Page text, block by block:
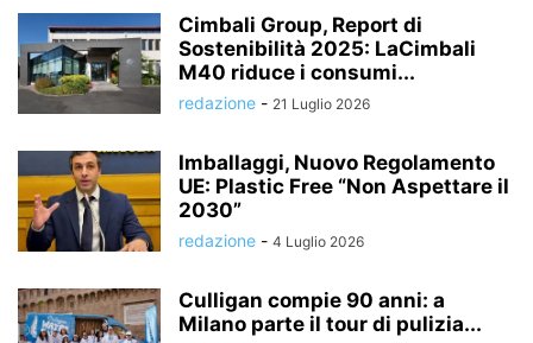
Cimbali Group, Report di
Sostenibilità 2025: LaCimbali
M40 riduce i consumi...
redazione - 21 Luglio 2026
Imballaggi, Nuovo Regolamento
UE: Plastic Free “Non Aspettare il
2030”
redazione - 4 Luglio 2026
Culligan compie 90 anni: a
Milano parte il tour di pulizia...